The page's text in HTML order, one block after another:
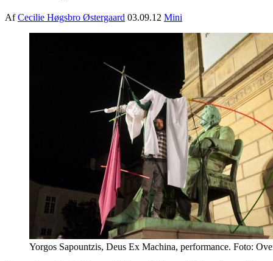
AfCecilie Høgsbro Østergaard 03.09.12 Mini
Yorgos Sapountzis, Deus Ex Machina, performance. Foto: